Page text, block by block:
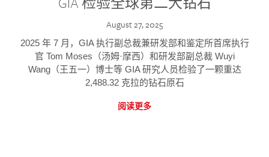
August 27, 2025
2025 年 7 月，GIA 执行副总裁兼研发部和鉴定所首席执行
官 Tom Moses（汤姆·摩西）和研发部副总裁 Wuyi
Wang（王五一）博士等 GIA 研究人员检验了一颗重达
2,488.32 克拉的钻石原石
阅读更多